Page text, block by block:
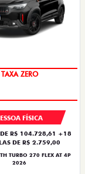
TAXA ZERO
FÍSICA
DE R$ 104.728,61 +18
DE R$ 2.759,00
TURBO 270 FLEX AT 4P
2026